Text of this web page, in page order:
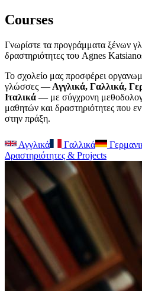
Courses
Γνωρίστε τα προγράμματα ξένων
δραστηριότητες του Agnes
Το σχολείο μας προσφέρει
γλώσσες — Αγγλικά, Γαλλικά,
Ιταλικά — με σύγχρονη
μαθητών και δραστηριότητες που
στην πράξη.
Αγγλικά Γαλλικά
Δραστηριότητες & Projects